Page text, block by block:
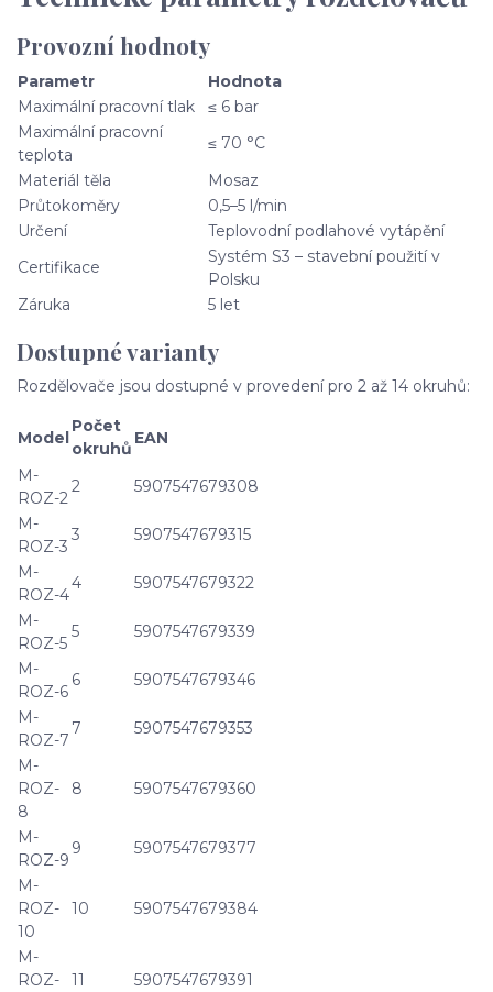
Provozní hodnoty
Parametr
Hodnota
Maximální pracovní tlak
≤ 6 bar
Maximální pracovní
teplota
≤ 70 °C
Materiál těla
Mosaz
Průtokoměry
0,5–5 l/min
Určení
Teplovodní podlahové vytápění
Certifikace
Systém S3 – stavební použití v
Polsku
Záruka
5 let
Dostupné varianty
Rozdělovače jsou dostupné v provedení pro 2 až 14 okruhů:
Model
Počet
okruhů
EAN
M-
ROZ-2
2
5907547679308
M-
ROZ-3
3
5907547679315
M-
ROZ-4
4
5907547679322
M-
ROZ-5
5
5907547679339
M-
ROZ-6
6
5907547679346
M-
ROZ-7
7
5907547679353
M-
ROZ-
8
8 5907547679360
M-
ROZ-9
9
5907547679377
M-
ROZ-
10
10 5907547679384
M-
ROZ-
11 5907547679391